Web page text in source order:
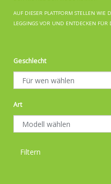
AUF DIESER PLATTFORM STELLEN WIE
LEGGINGS VOR UND ENTDECKEN FÜR
Geschlecht
Art
Filtern